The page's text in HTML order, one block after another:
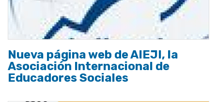
Nueva página web de AIEJI, la
Asociación Internacional de
Educadores Sociales